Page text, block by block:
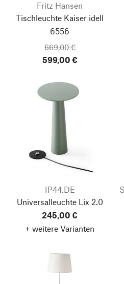
Fritz Hansen
Tischleuchte Kaiser idell
6556
669,00 €
599,00 €
IP44.DE
Universalleuchte Lix 2.0
245,00 €
+ weitere Varianten